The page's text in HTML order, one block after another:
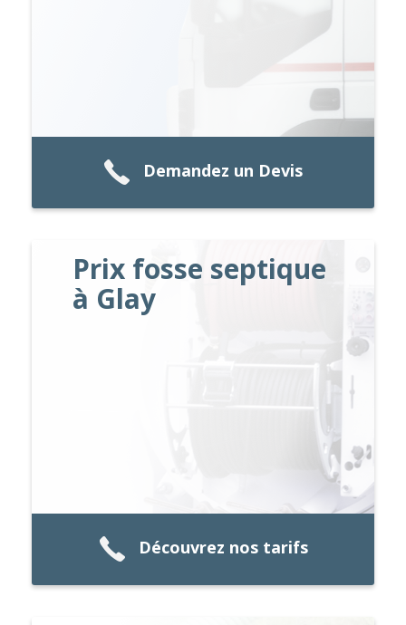
Demandez un Devis
Prix fosse septique
à Glay
Découvrez nos tarifs